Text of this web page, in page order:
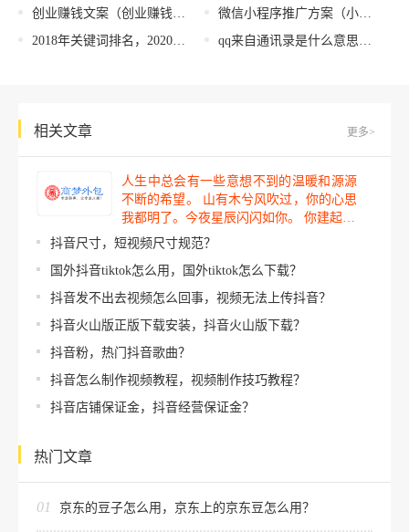
创业赚钱文案（创业赚钱的好项目）
2018年关键词排名，2020关键词排名
微信小程序推广方案（小程序推广方案案例）
qq来自通讯录是什么意思，QQ来源是手机通讯录
相关文章 更多>
人生中总会有一些意想不到的温暖和源源
不断的希望。 山有木兮风吹过，你的心思
我都明了。今夜星辰闪闪如你。 你建起…
抖音尺寸，短视频尺寸规范？
国外抖音tiktok怎么用，国外tiktok怎么下载？
抖音发不出去视频怎么回事，视频无法上传抖音？
抖音火山版正版下载安装，抖音火山版下载？
抖音粉，热门抖音歌曲？
抖音怎么制作视频教程，视频制作技巧教程？
抖音店铺保证金，抖音经营保证金？
热门文章
01 京东的豆子怎么用，京东上的京东豆怎么用？